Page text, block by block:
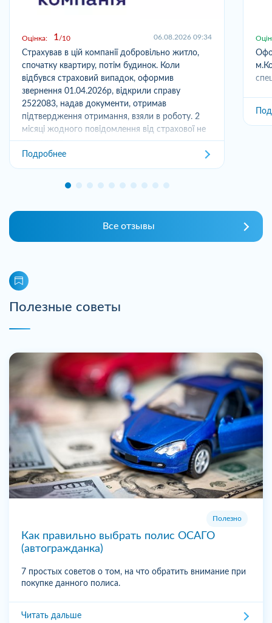
Оцінка: 1 10 06.08.2026 09:34
Страхував в цій компанії добровільно житло,
спочатку квартиру, потім будинок. Коли
відбувся страховий випадок, оформив
звернення 01.04.2026р, відкрили справу
2522083, надав документи, отримав
підтвердження отримання, взяли в роботу. 2
місяці жодного повідомлення від страхової не
отримував,...
Подробнее
Все отзывы
Полезные советы
Полезно
Как правильно выбрать полис ОСАГО
(автогражданка)
7 простых советов о том, на что обратить внимание при
покупке данного полиса.
Читать дальше